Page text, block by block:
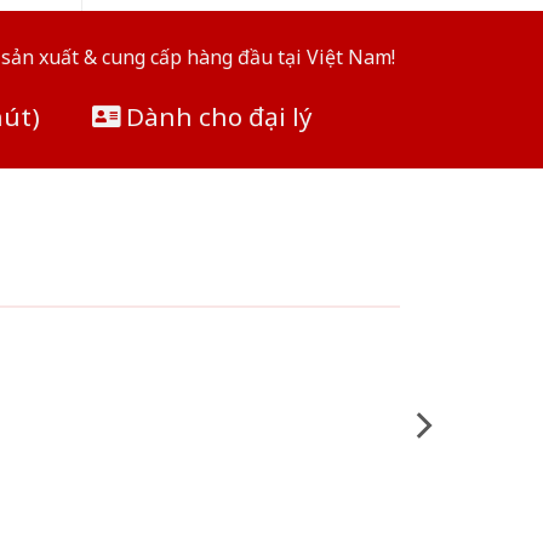
xuất & cung cấp hàng đầu tại Việt Nam!
Dành cho đại lý